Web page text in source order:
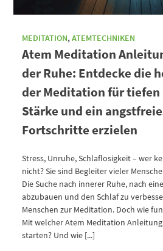
MEDITATION,ATEMTECHNIKEN
Atem Meditation
der Ruhe: Entdecke die
der Meditation für tiefen
Stärke und ein
Fortschritte erzielen
Stress, Unruhe, Schlaflosigkeit – wer
nicht? Sie sind Begleiter vieler
Die Suche nach innerer Ruhe, nach
abzubauen und den Schlaf zu
Menschen zur Meditation. Doch wie
Mit welcher Atem Meditation
starten? Und wie [...]